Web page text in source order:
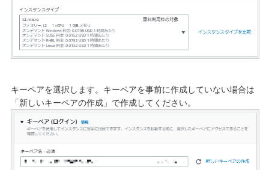
キーペアを選択します。キーペアを事前に作成していない場合は
「新しいキーペアの作成」で作成してください。